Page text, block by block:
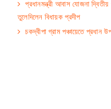
প্রধানমন্ত্রী আবাস যোজনা
তুলেদিলেন বিধায়ক প্রদীপ
চকদ্বীপা গ্রাম পঞ্চায়েতে প্রধান